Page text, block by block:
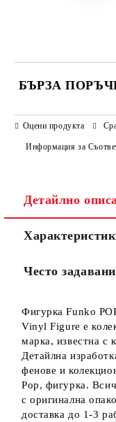
БЪРЗА
Оцени продукта
Информация за
Детайлно
Често
Фигурка Funko
Vinyl Figure е
марка, известна с
Детайлна
фенове и
Pop, фигурка.
с оригинална
доставка до 1-3